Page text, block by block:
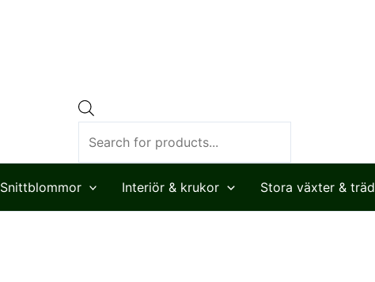
Snittblommor Interiör & krukor Stora växter & träd